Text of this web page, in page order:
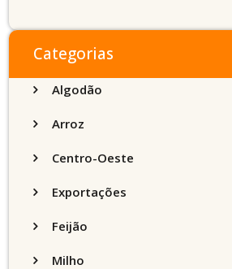
Categorias
Algodão
Arroz
Centro-Oeste
Exportações
Feijão
Milho